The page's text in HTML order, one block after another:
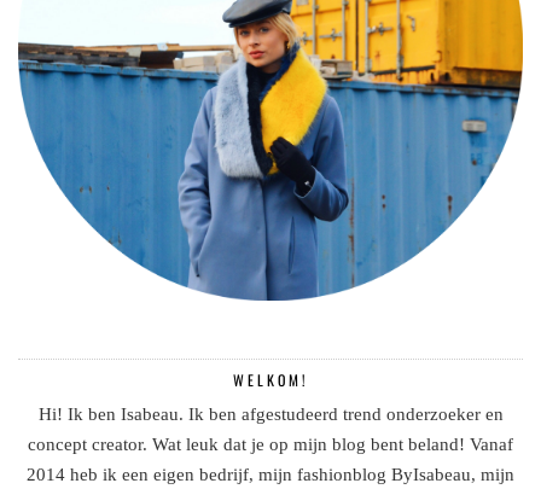
WELKOM!
Hi! Ik ben Isabeau. Ik ben afgestudeerd trend onderzoeker en
concept creator. Wat leuk dat je op mijn blog bent beland! Vanaf
2014 heb ik een eigen bedrijf, mijn fashionblog ByIsabeau, mijn